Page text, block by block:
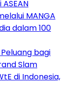
MANGA
dalam 100
bagi
Slam
di Indonesia,